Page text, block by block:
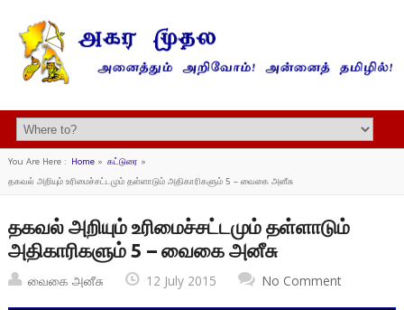
You Are Here : Home» கட்டுரை »
தகவல் அறியும் உரிமைச்சட்டமும் தள்ளாடும் அதிகாரிகளும் 5 – வைகை அனீசு
தகவல் அறியும் உரிமைச்சட்டமும் தள்ளாடும்
அதிகாரிகளும் 5 – வைகை அனீசு
வைகை அனீசு 12 July 2015 No Comment